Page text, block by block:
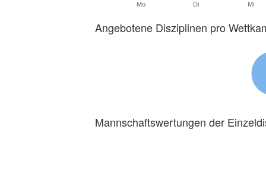
Mo Di Mi
Angebotene Disziplinen pro
Mannschaftswertungen der